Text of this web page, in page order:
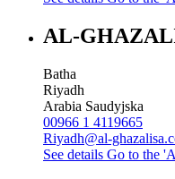
AL-
Batha
Riyadh
Arabia Saudyjska
00966 1 4119665
Riyadh@al-
See details Go to the